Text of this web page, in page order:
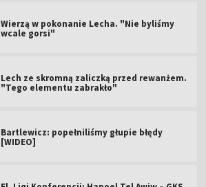
Wierzą w pokonanie Lecha. "Nie byliśmy
wcale gorsi"
Lech ze skromną zaliczką przed rewanżem.
"Tego elementu zabrakło"
Bartlewicz: popełniliśmy głupie błędy
[WIDEO]